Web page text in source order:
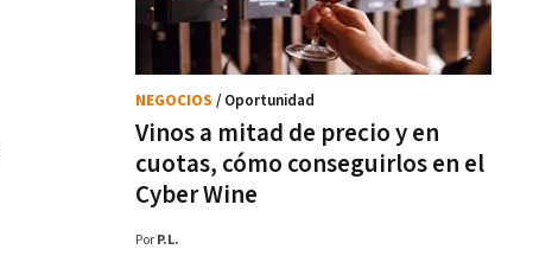
Vinos a mitad de precio y en
cuotas, cómo conseguirlos en el
Cyber Wine
NEGOCIOS / Oportunidad
Por P.L.